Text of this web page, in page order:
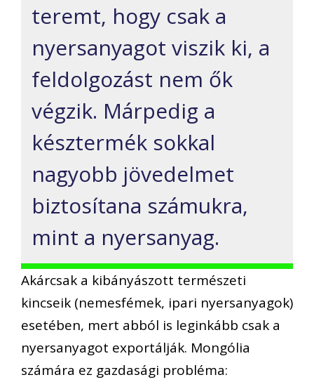
teremt, hogy csak a
nyersanyagot viszik ki, a
feldolgozást nem ők
végzik. Márpedig a
késztermék sokkal
nagyobb jövedelmet
biztosítana számukra,
mint a nyersanyag.
Akárcsak a kibányászott természeti
kincseik (nemesfémek, ipari nyersanyagok)
esetében, mert abból is leginkább csak a
nyersanyagot exportálják. Mongólia
számára ez gazdasági probléma: